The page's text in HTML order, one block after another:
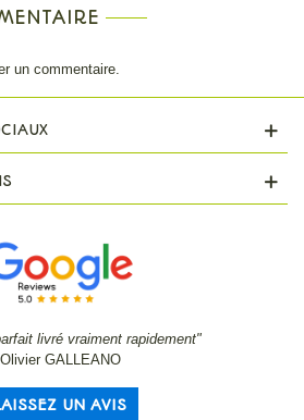
un commentaire.
livré vraiment rapidement"
Olivier GALLEANO
UN AVIS